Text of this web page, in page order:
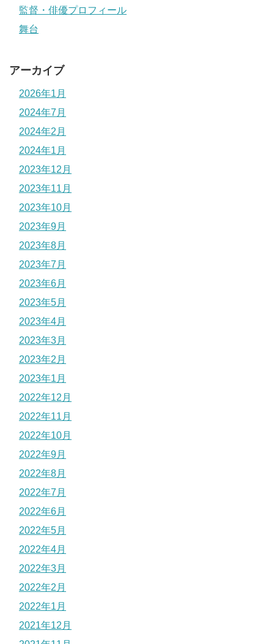
監督・俳優プロフィール
舞台
アーカイブ
2026年1月
2024年7月
2024年2月
2024年1月
2023年12月
2023年11月
2023年10月
2023年9月
2023年8月
2023年7月
2023年6月
2023年5月
2023年4月
2023年3月
2023年2月
2023年1月
2022年12月
2022年11月
2022年10月
2022年9月
2022年8月
2022年7月
2022年6月
2022年5月
2022年4月
2022年3月
2022年2月
2022年1月
2021年12月